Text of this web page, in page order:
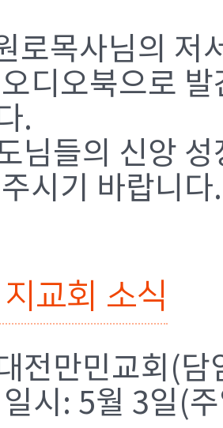
로목사님의 저
디오북으로
.
님들의 신앙
시기 바랍니다.
교회 소식
전만민교회(담
시: 5월 3일(